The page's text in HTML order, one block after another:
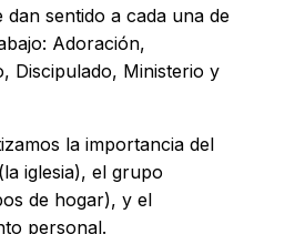
dan sentido a cada una de
Adoración,
Discipulado, Ministerio y
la importancia del
iglesia), el grupo
de hogar), y el
personal.